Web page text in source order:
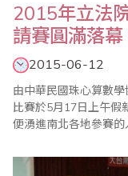
2015年立法
請賽圓滿落幕
2015-06-12
由中華民國珠心算數
比賽於5月17日上午假新北
便湧進南北各地參賽
考老師協助賽務工作